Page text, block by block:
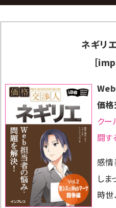
ネギリ
［
Web
価
ク
闘す
感情
しま
時世